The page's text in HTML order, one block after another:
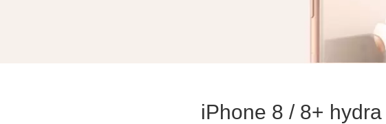
iPhone 8 / 8+